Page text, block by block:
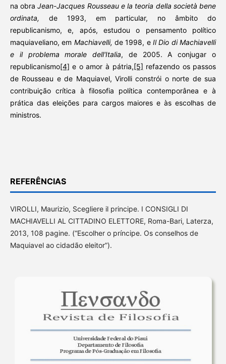
na obraJean-Jacques Rousseau e la teoria della società bene
ordinata, de 1993, em particular, no âmbito do
republicanismo, e, após, estudou o pensamento político
maquiaveliano, em Machiavelli, de 1998, eIl Dio di Machiavelli
e il problema morale dell'Italia, de 2005. A conjugar o
republicanismo[4] e o amor à pátria,[5] refazendo os passos
de Rousseau e de Maquiavel, Virolli constrói o norte de sua
contribuição crítica à filosofia política contemporânea e à
prática das eleições para cargos maiores e às escolhas de
ministros.
REFERÊNCIAS
VIROLLI, Maurizio, Scegliere il principe. I CONSIGLI DI
MACHIAVELLI AL CITTADINO ELETTORE, Roma-Bari, Laterza,
2013, 108 pagine. (“Escolher o príncipe. Os conselhos de
Maquiavel ao cidadão eleitor”).